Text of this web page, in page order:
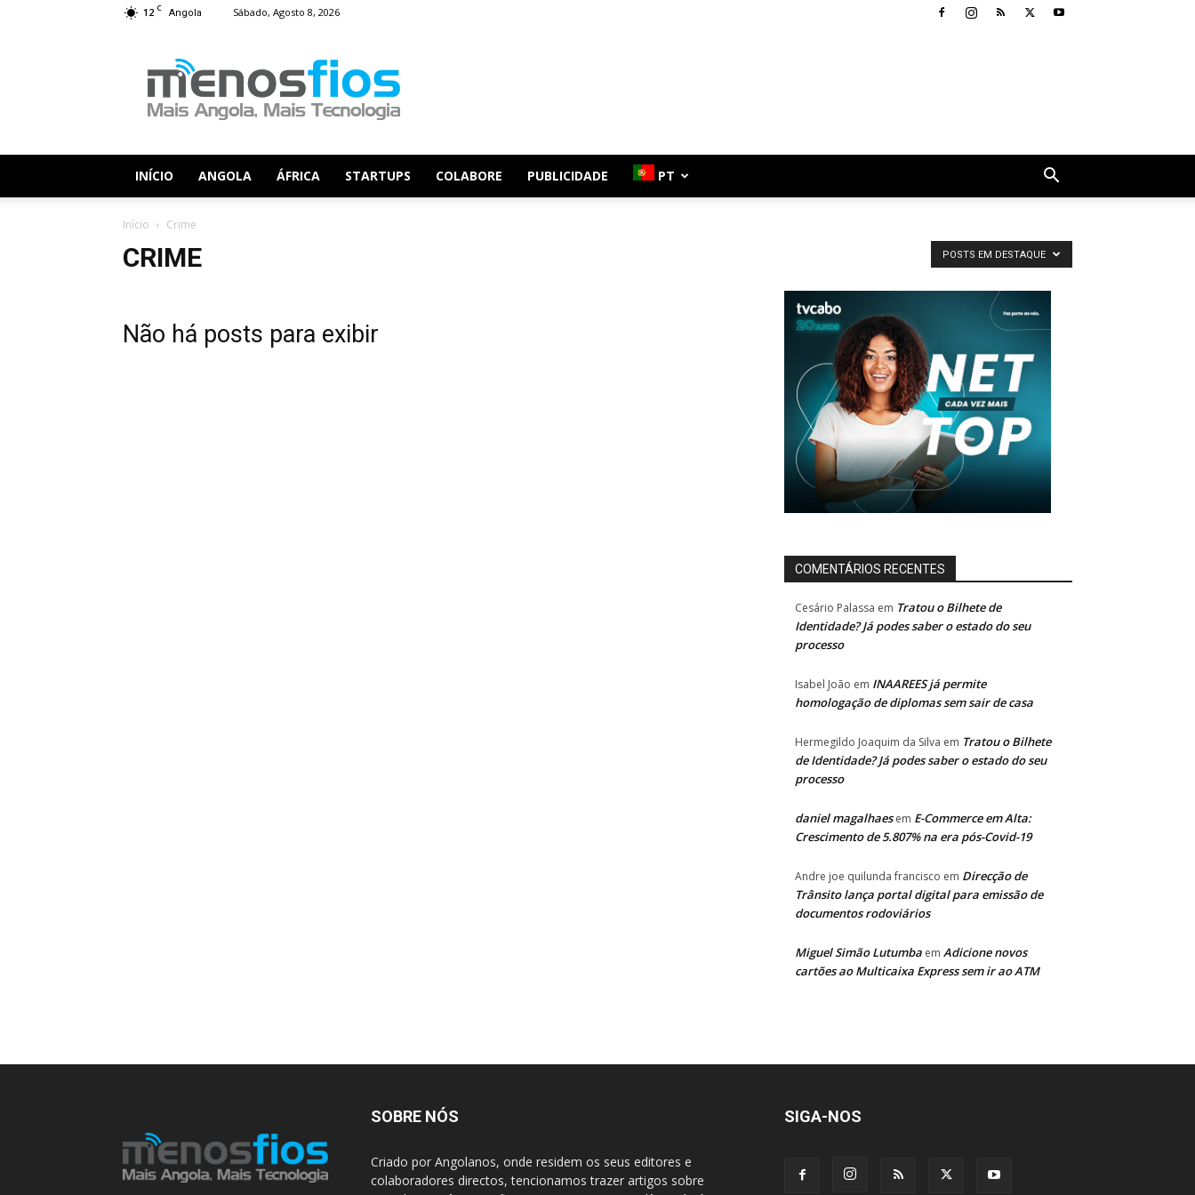
12 C Angola Sábado, Agosto 8, 2026
Fios
INÍCIO ANGOLA ÁFRICA STARTUPS COLABORE PUBLICIDADE PT
Início Crime
CRIME POSTS EM DESTAQUE
Não há posts para exibir
COMENTÁRIOS RECENTES
Cesário Palassa em Tratou o Bilhete de
Identidade? Já podes saber o estado do seu
processo
Isabel João em INAAREES já permite
homologação de diplomas sem sair de casa
Hermegildo Joaquim da Silva em Tratou o Bilhete
de Identidade? Já podes saber o estado do seu
processo
daniel magalhaesem E-Commerce em Alta:
Crescimento de 5.807% na era pós-Covid-19
Andre joe quilunda francisco em Direcção de
Trânsito lança portal digital para emissão de
documentos rodoviários
Miguel Simão Lutumba em Adicione novos
cartões ao Multicaixa Express sem ir ao ATM
SOBRE NÓS
Criado por Angolanos, onde residem os seus editores e
colaboradores directos, tencionamos trazer artigos sobre
SIGA-NOS